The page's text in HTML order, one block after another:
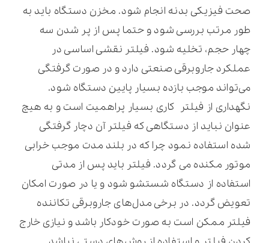
صحت فیزیکی بدنه انجام شود. مخزن دستگاه باید به
طور مرتب بررسی شود و حتما پس از پر شدن سه
چهار حجم، تخلیه شود. فیلتر نقشی اساسی در
عملکرد جاروبرقی صنعتی دارد و در صورت گرفتگی
می‌تواند موجب بازده بسیار پایین دستگاه شود.
نگهداری از فیلتر کاری بسیار پراهمیت است و به هیچ
عنوان نباید از دستگاهی که فیلتر آن دچار گرفتگی
شده استفاده نمود چرا که در بلند مدت موجب خرابی
موتور مکنده می گردد. فیلتر باید پس از مدتی
استفاده از دستگاه شستشو شود و یا در صورت امکان
تعویض گردد. در برخی مدل‌های جاروبرقی تکاننده
فیلتر ممکن است به صورت خودکار باشد و نیازی خارج